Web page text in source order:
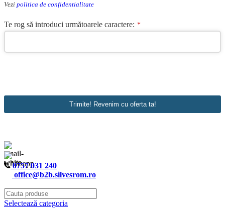
Vezi politica de confidentialitate
Te rog să introduci următoarele caractere: *
Trimite! Revenim cu oferta ta!
0757 031 240
office@b2b.silvesrom.ro
Selectează categoria